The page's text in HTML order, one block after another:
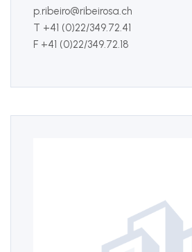
Nous suivre
p.ribeiro@ribeirosa.ch
T +41 (0)22/349.72.41
F +41 (0)22/349.72.18